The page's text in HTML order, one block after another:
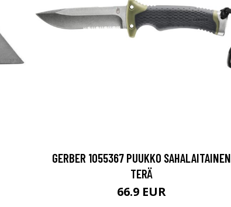
GERBER 1055367 PUUKKO SAHALAITAINEN
TERÄ
66.9 EUR